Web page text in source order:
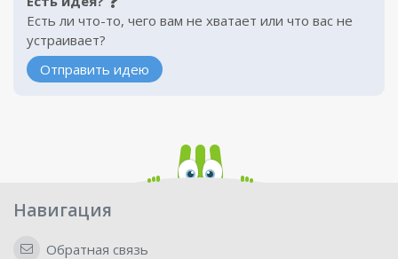
Есть ли что-то, чего вам не хватает или что вас не
устраивает?
Отправить идею
Навигация
Обратная связь